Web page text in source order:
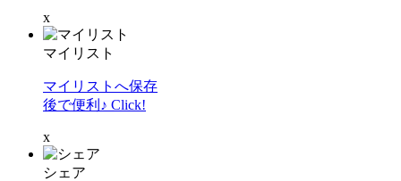
x
マイリスト
マイリストへ保存
後で便利♪ Click!
x
シェア